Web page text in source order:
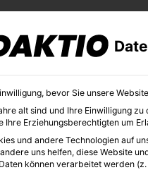
KUNST
bevor Sie unsere
alt sind und Ihre Einwilligung
Ihre Erziehungsberechtigten um
und andere Technologien auf
uns helfen, diese Website
können verarbeitet werden (z.